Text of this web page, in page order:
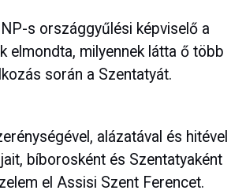
s országgyűlési képviselő a
elmondta, milyennek látta ő több
során a Szentatyát.
alázatával és hitével
bíborosként és Szentatyaként
el Assisi Szent Ferencet.